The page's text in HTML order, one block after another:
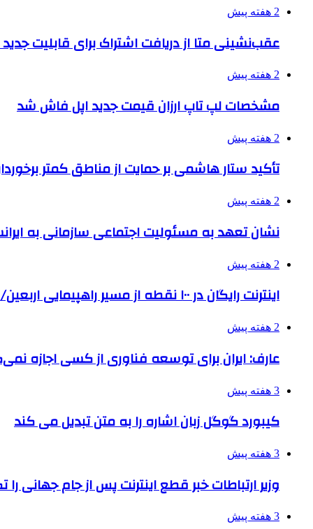
2 هفته پیش
عقب‌نشینی متا از دریافت اشتراک برای قابلیت
2 هفته پیش
مشخصات لپ تاپ ارزان قیمت جدید اپل فاش شد
2 هفته پیش
تأکید ستار هاشمی بر حمایت از مناطق کمتر
2 هفته پیش
نشان تعهد به مسئولیت اجتماعی سازمانی به
2 هفته پیش
اینترنت رایگان در ۱۰۰ نقطه از مسیر راهپیمایی اربعین/ تامین ارز زائران
2 هفته پیش
عارف: ایران برای توسعه فناوری از کسی اجازه
3 هفته پیش
کیبورد گوگل زبان اشاره را به متن تبدیل می کند
3 هفته پیش
وزیر ارتباطات خبر قطع اینترنت پس از جام جهانی
3 هفته پیش